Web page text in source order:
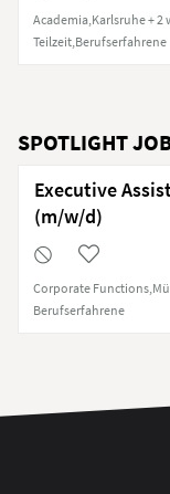
Academia Karlsruhe +
Teilzeit Berufserfahrene
SPOTLIGHT
Executive
(m/w/d)
Corporate Functions
Berufserfahrene